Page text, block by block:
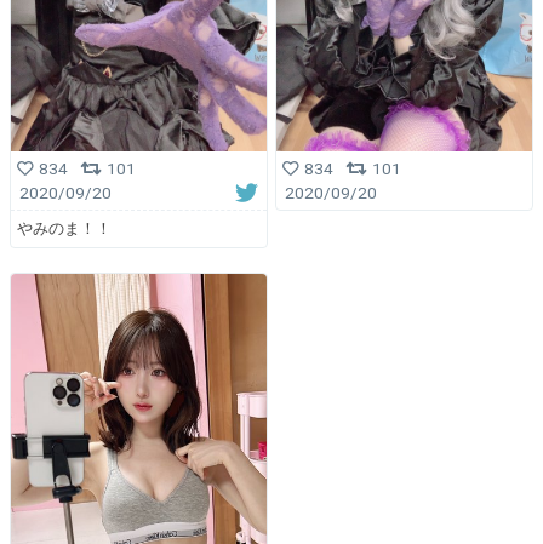
834
101
2020/09/20
やみのま！！
834
101
2020/09/20